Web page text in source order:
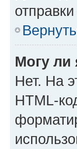
Могу ли
Нет. На
HTML-